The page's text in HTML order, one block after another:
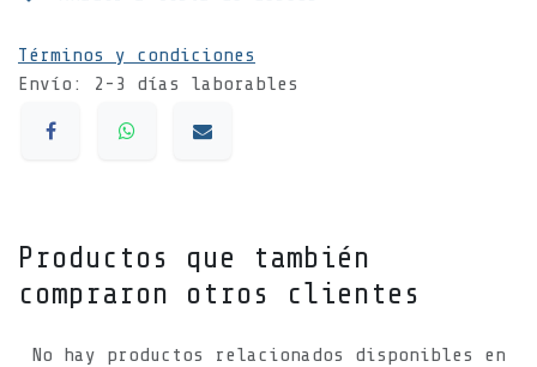
Términos y condiciones
Envío: 2-3 días laborables
Productos que también
compraron otros clientes
No hay productos relacionados disponibles en